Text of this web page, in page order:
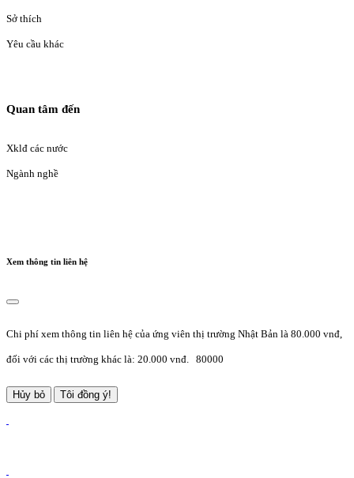
Sở thích
Yêu cầu khác
Quan tâm đến
Xklđ các nước
Ngành nghề
Xem thông tin liên hệ
Chi phí xem thông tin liên hệ của ứng viên thị trường Nhật Bản là 80.000 vnđ,
đối với các thị trường khác là: 20.000 vnđ. 80000
Hủy bỏ Tôi đồng ý!